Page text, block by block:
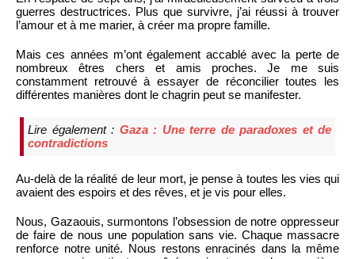
guerres destructrices. Plus que survivre, j’ai réussi à trouver
l’amour et à me marier, à créer ma propre famille.
Mais ces années m’ont également accablé avec la perte de
nombreux êtres chers et amis proches. Je me suis
constamment retrouvé à essayer de réconcilier toutes les
différentes manières dont le chagrin peut se manifester.
Lire également : Gaza : Une terre de paradoxes et de
contradictions
Au-delà de la réalité de leur mort, je pense à toutes les vies qui
avaient des espoirs et des rêves, et je vis pour elles.
Nous, Gazaouis, surmontons l’obsession de notre oppresseur
de faire de nous une population sans vie. Chaque massacre
renforce notre unité. Nous restons enracinés dans la même